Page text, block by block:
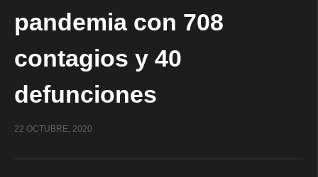
pandemia con 708
contagios y 40
defunciones
22 OCTUBRE, 2020